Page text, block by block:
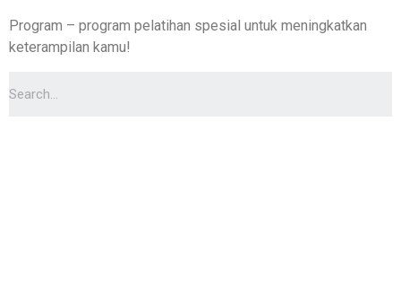
Program – program pelatihan spesial untuk meningkatkan
keterampilan kamu!